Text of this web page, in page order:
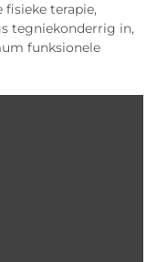
terapie,
tegniekonderrig in,
funksionele